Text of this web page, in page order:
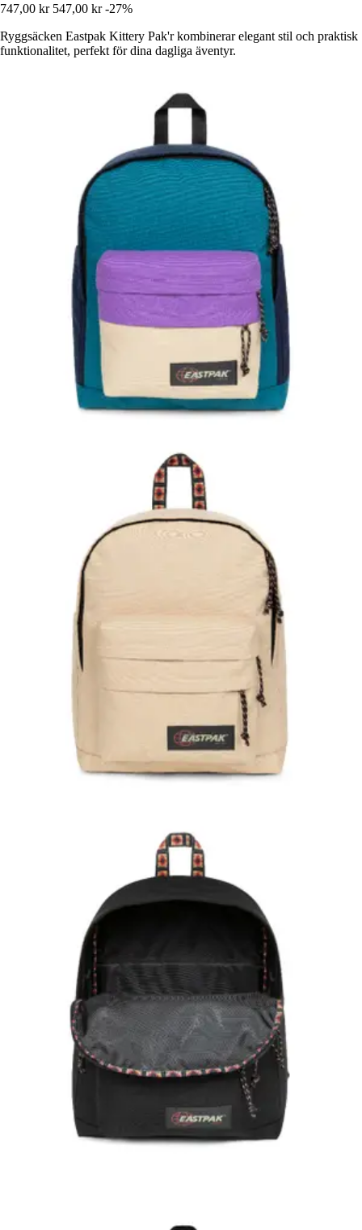
747,00 kr 547,00 kr -27%
Ryggsäcken Eastpak Kittery Pak'r kombinerar elegant stil och praktisk
funktionalitet, perfekt för dina dagliga äventyr.